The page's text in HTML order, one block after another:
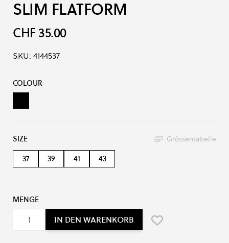
SLIM FLATFORM
CHF 35.00
SKU: 4144537
Produkt-Optionen:
COLOUR
Black
SIZE
Grössentabelle
37
39 41 43
MENGE
IN DEN WARENKORB